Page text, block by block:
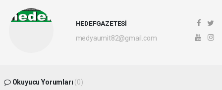
HEDEFGAZETESİ
medyaumit82@gmail.com
Okuyucu Yorumları (0)